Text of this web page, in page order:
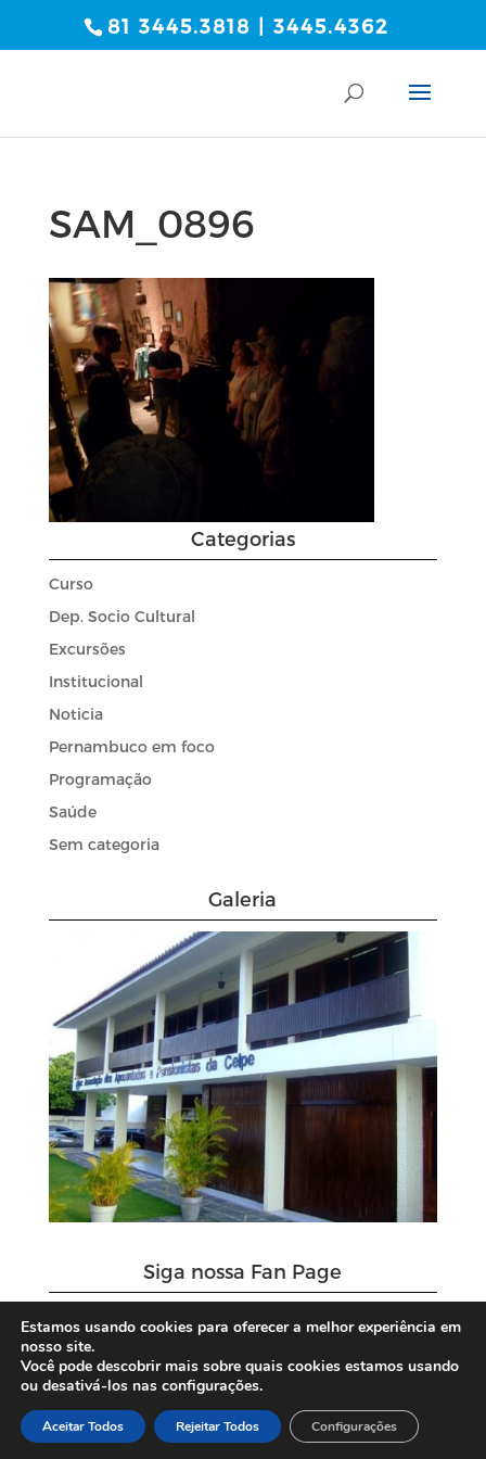
81 3445.3818 | 3445.4362
SAM_0896
Categorias
Curso
Dep. Socio Cultural
Excursões
Institucional
Noticia
Pernambuco em foco
Programação
Saúde
Sem categoria
Galeria
Siga nossa Fan Page
Estamos usando cookies para oferecer a melhor experiência em
nosso site.
Você pode descobrir mais sobre quais cookies estamos usando
ou desativá-los nas configurações.
Aceitar Todos Rejeitar Todos Configurações